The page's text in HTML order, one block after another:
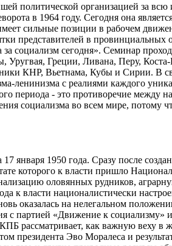
политической организацией за
в 1964 году. Сегодня она
сильные позиции в рабочем
представителей в
социализм сегодня». Семинар
Уругвая, Греции, Ливана, Перу,
КНР, Вьетнама, Кубы и Сирии. В
ленинизма с реалиями каждого
периода - это противоречие
социализма во всем мире, потому
января 1950 года. Сразу после
которого к власти пришло
оловянных рудников,
к власти националистически
оказалась на нелегальном
партией «Движение к социализму»
рассматривает, как важную веху в
президента Эво Моралеса и